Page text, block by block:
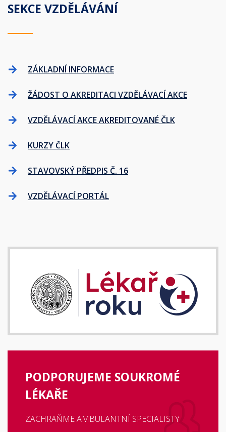
SEKCE VZDĚLÁVÁNÍ
ZÁKLADNÍ INFORMACE
ŽÁDOST O AKREDITACI VZDĚLÁVACÍ AKCE
VZDĚLÁVACÍ AKCE AKREDITOVANÉ ČLK
KURZY ČLK
STAVOVSKÝ PŘEDPIS Č. 16
VZDĚLÁVACÍ PORTÁL
PODPORUJEME SOUKROMÉ
LÉKAŘE
ZACHRAŇME AMBULANTNÍ SPECIALISTY